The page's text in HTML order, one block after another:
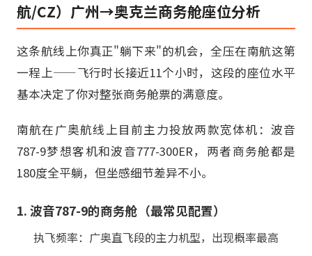
航/CZ）广州→奥克兰商务舱座位分析
这条航线上你真正"躺下来"的机会，全压在南航这第
一程上——飞行时长接近11个小时，这段的座位水平
基本决定了你对整张商务舱票的满意度。
南航在广奥航线上目前主力投放两款宽体机：波音
787-9梦想客机和波音777-300ER，两者商务舱都是
180度全平躺，但坐感细节差异不小。
1. 波音787-9的商务舱（最常见配置）
执飞频率：广奥直飞段的主力机型，出现概率最高